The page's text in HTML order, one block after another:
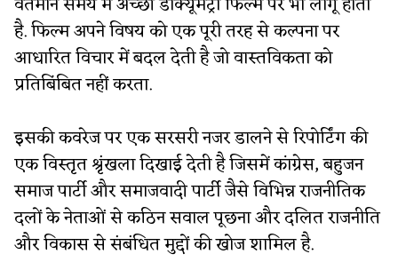
है. फिल्म अपने विषय को एक पूरी तरह से कल्पना पर
आधारित विचार में बदल देती है जो वास्तविकता को
प्रतिबिंबित नहीं करता.
इसकी कवरेज पर एक सरसरी नजर डालने से रिपोर्टिंग की
एक विस्तृत श्रृंखला दिखाई देती है जिसमें कांग्रेस, बहुजन
समाज पार्टी और समाजवादी पार्टी जैसे विभिन्न राजनीतिक
दलों के नेताओं से कठिन सवाल पूछना और दलित राजनीति
और विकास से संबंधित मुद्दों की खोज शामिल है.